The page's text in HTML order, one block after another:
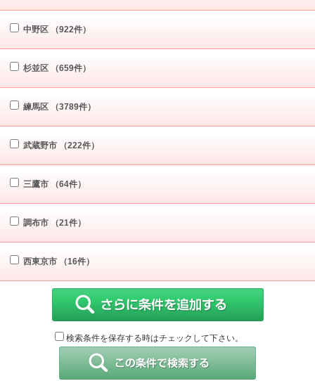
中野区 （922件）
杉並区 （659件）
練馬区 （3789件）
武蔵野市 （222件）
三鷹市 （64件）
調布市 （21件）
西東京市 （16件）
検索条件を保存する時はチェックして下さい。